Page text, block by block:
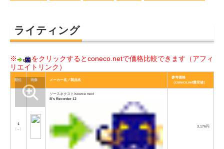
ライティング
※
をクリックするとconeco.netで価格比較できます（アフィ
リエイトリンク）
順位 画像 メーカー名／製品名
参考価格
（coneco.net最安値）
1
[
]
ソースネクスト/source next
B’s Recorder 12
3,176円